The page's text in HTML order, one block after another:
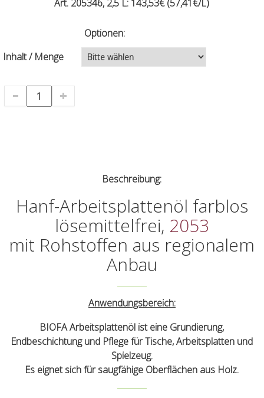
Art. 205346, 2,5 L: 143,53€ (57,41€/L)
Optionen:
Inhalt / Menge
Beschreibung:
Hanf-Arbeitsplattenöl farblos
lösemittelfrei, 2053
mit Rohstoffen aus regionalem
Anbau
Anwendungsbereich:
BIOFA Arbeitsplattenöl ist eine Grundierung,
Endbeschichtung und Pflege für Tische, Arbeitsplatten und
Spielzeug.
Es eignet sich für saugfähige Oberflächen aus Holz.